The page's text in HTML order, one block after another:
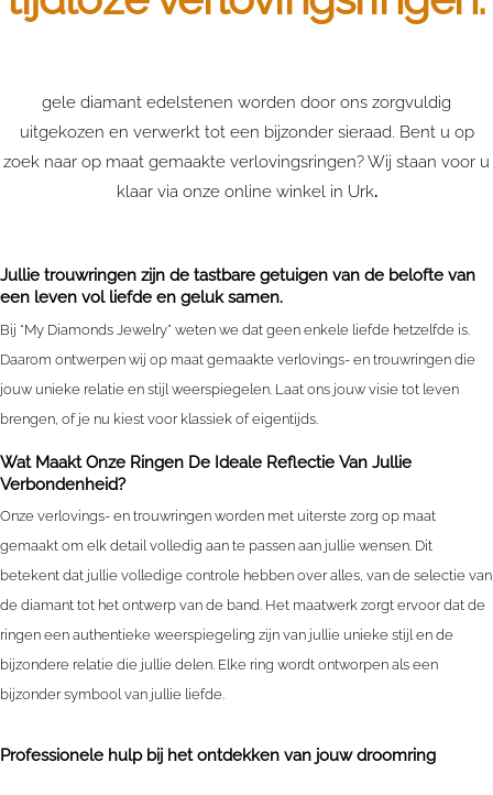
gele diamant edelstenen worden door ons zorgvuldig
uitgekozen en verwerkt tot een bijzonder sieraad. Bent u op
zoek naar op maat gemaakte verlovingsringen? Wij staan voor u
klaar via onze online winkel in Urk.
Jullie trouwringen zijn de tastbare getuigen van de belofte van
een leven vol liefde en geluk samen.
Bij “My Diamonds Jewelry” weten we dat geen enkele liefde hetzelfde is.
Daarom ontwerpen wij op maat gemaakte verlovings- en trouwringen die
jouw unieke relatie en stijl weerspiegelen. Laat ons jouw visie tot leven
brengen, of je nu kiest voor klassiek of eigentijds.
Wat Maakt Onze Ringen De Ideale Reflectie Van Jullie
Verbondenheid?
Onze verlovings- en trouwringen worden met uiterste zorg op maat
gemaakt om elk detail volledig aan te passen aan jullie wensen. Dit
betekent dat jullie volledige controle hebben over alles, van de selectie van
de diamant tot het ontwerp van de band. Het maatwerk zorgt ervoor dat de
ringen een authentieke weerspiegeling zijn van jullie unieke stijl en de
bijzondere relatie die jullie delen. Elke ring wordt ontworpen als een
bijzonder symbool van jullie liefde.
Professionele hulp bij het ontdekken van jouw droomring